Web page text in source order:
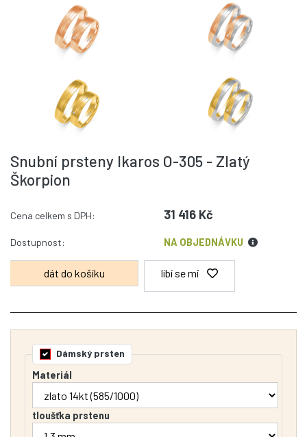
Snubní prsteny Ikaros O-305 - Zlatý
Škorpion
Cena celkem s DPH: 31 416 Kč
Dostupnost: NA OBJEDNÁVKU
líbí se mi
Dámský prsten
Materiál
tloušťka prstenu